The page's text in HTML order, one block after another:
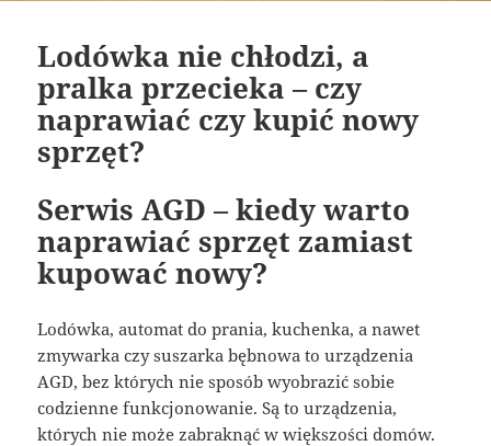
Lodówka nie chłodzi, a
pralka przecieka – czy
naprawiać czy kupić nowy
sprzęt?
Serwis AGD – kiedy warto
naprawiać sprzęt zamiast
kupować nowy?
Lodówka, automat do prania, kuchenka, a nawet
zmywarka czy suszarka bębnowa to urządzenia
AGD, bez których nie sposób wyobrazić sobie
codzienne funkcjonowanie. Są to urządzenia,
których nie może zabraknąć w większości domów.